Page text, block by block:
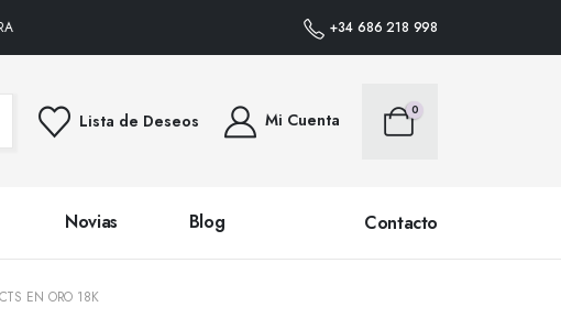
PEDIDOS DENTRO DE PENÍNSULA • PLAZO DE ENTREGA 24/48 HORAS
+34 686 218 998
Lista de Deseos Mi Cuenta 0
Novias Blog Contacto
EN ORO 18K